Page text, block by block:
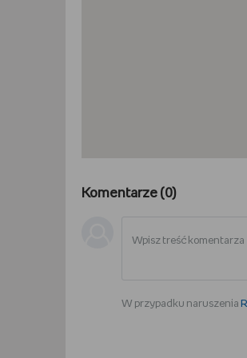
Komentarze (0)
W przypadku naruszenia